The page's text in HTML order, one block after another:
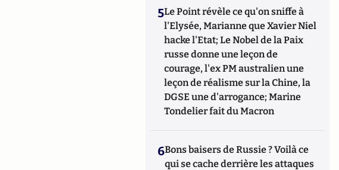
5Le Point révèle ce qu'on sniffe à
l'Elysée, Marianne que Xavier Niel
hacke l'Etat; Le Nobel de la Paix
russe donne une leçon de
courage, l'ex PM australien une
leçon de réalisme sur la Chine, la
DGSE une d'arrogance; Marine
Tondelier fait du Macron
6Bons baisers de Russie ? Voilà ce
qui se cache derrière les attaques